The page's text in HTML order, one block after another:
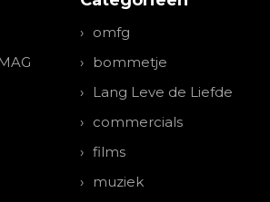
omfg
bommetje
Lang Leve de Liefde
commercials
films
muziek